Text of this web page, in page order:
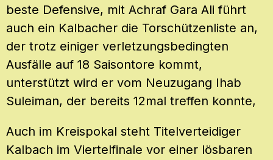
beste Defensive, mit Achraf Gara Ali führt
auch ein Kalbacher die Torschützenliste an,
der trotz einiger verletzungsbedingten
Ausfälle auf 18 Saisontore kommt,
unterstützt wird er vom Neuzugang Ihab
Suleiman, der bereits 12mal treffen konnte,
Auch im Kreispokal steht Titelverteidiger
Kalbach im Viertelfinale vor einer lösbaren